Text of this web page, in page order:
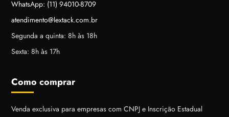
WhatsApp: (11) 94010-8709
atendimento@lextack.com.br
Segunda a quinta: 8h às 18h
Sexta: 8h às 17h
Como comprar
Venda exclusiva para empresas com CNPJ e Inscrição Estadual